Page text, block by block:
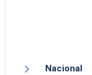
Nacional